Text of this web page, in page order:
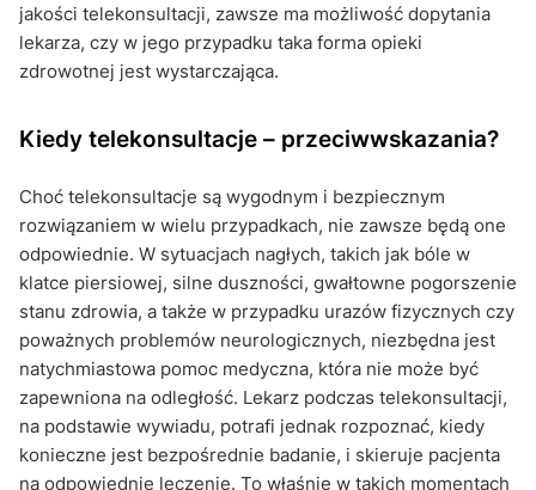
jakości telekonsultacji, zawsze ma możliwość dopytania
lekarza, czy w jego przypadku taka forma opieki
zdrowotnej jest wystarczająca.
Kiedy telekonsultacje – przeciwwskazania?
Choć telekonsultacje są wygodnym i bezpiecznym
rozwiązaniem w wielu przypadkach, nie zawsze będą one
odpowiednie. W sytuacjach nagłych, takich jak bóle w
klatce piersiowej, silne duszności, gwałtowne pogorszenie
stanu zdrowia, a także w przypadku urazów fizycznych czy
poważnych problemów neurologicznych, niezbędna jest
natychmiastowa pomoc medyczna, która nie może być
zapewniona na odległość. Lekarz podczas telekonsultacji,
na podstawie wywiadu, potrafi jednak rozpoznać, kiedy
konieczne jest bezpośrednie badanie, i skieruje pacjenta
na odpowiednie leczenie. To właśnie w takich momentach